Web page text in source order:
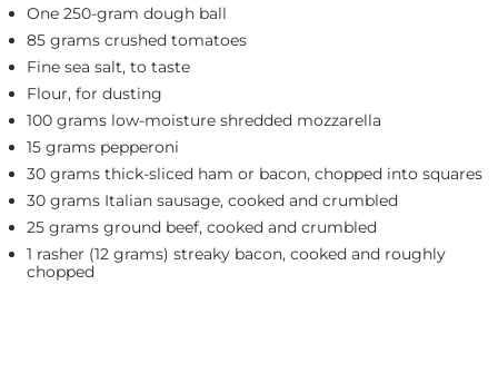
One 250-gram dough ball
85 grams crushed tomatoes
Fine sea salt, to taste
Flour, for dusting
100 grams low-moisture shredded mozzarella
15 grams pepperoni
30 grams thick-sliced ham or bacon, chopped into squares
30 grams Italian sausage, cooked and crumbled
25 grams ground beef, cooked and crumbled
1 rasher (12 grams) streaky bacon, cooked and roughly
chopped